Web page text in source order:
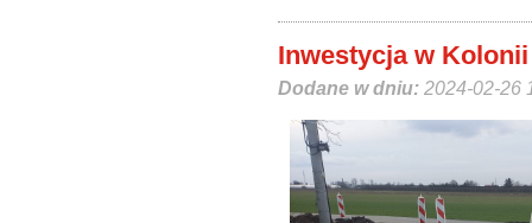
Inwestycja w
Dodane w dniu: 2024-02-26